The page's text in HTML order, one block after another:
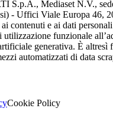
S.p.A., Mediaset N.V.,
- Uffici Viale Europa 46,
contenuti e ai dati
funzionale
generativa. È altresì
automatizzati di data
Cookie Policy